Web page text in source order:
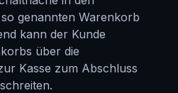
genannten Warenkorb
kann der Kunde
über die
Kasse zum Abschluss